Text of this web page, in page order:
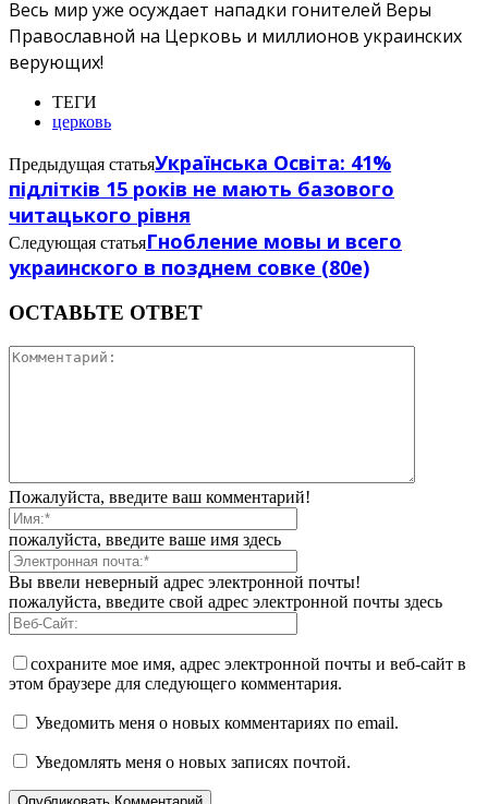
Весь мир уже осуждает нападки гонителей Веры
Православной на Церковь и миллионов украинских
верующих!
ТЕГИ
церковь
Предыдущая статьяУкраїнська Освіта: 41%
підлітків 15 років не мають базового
читацького рівня
Следующая статьяГнобление мовы и всего
украинского в позднем совке (80е)
ОСТАВЬТЕ ОТВЕТ
Пожалуйста, введите ваш комментарий!
пожалуйста, введите ваше имя здесь
Вы ввели неверный адрес электронной почты!
пожалуйста, введите свой адрес электронной почты здесь
сохраните мое имя, адрес электронной почты и веб-сайт в
этом браузере для следующего комментария.
Уведомить меня о новых комментариях по email.
Уведомлять меня о новых записях почтой.